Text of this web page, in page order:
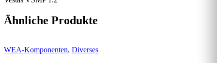
Ähnliche Produkte
WEA-Komponenten, Diverses